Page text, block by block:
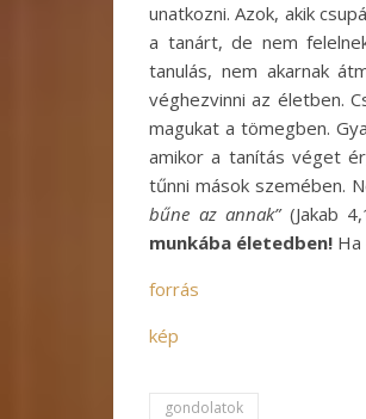
unatkozni. Azok, akik
a tanárt, de nem
tanulás, nem akarnak
véghezvinni az életben.
magukat a tömegben.
amikor a tanítás véget
tűnni mások szemében.
bűne az annak”(Jakab
munkába életedben!
forrás
kép
gondolatok